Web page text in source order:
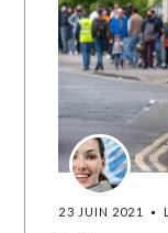
23 JUIN 2021